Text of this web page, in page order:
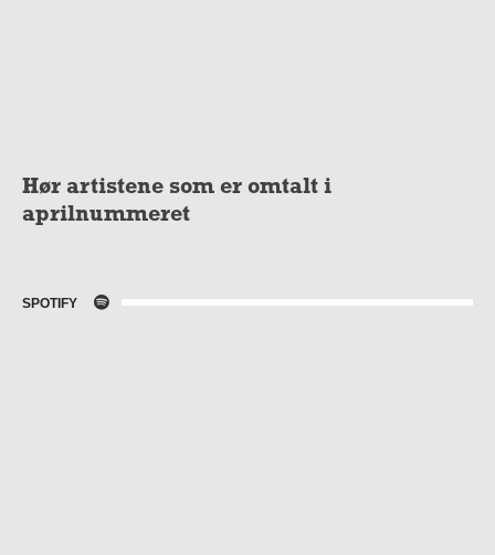
Hør artistene som er omtalt i
aprilnummeret
SPOTIFY